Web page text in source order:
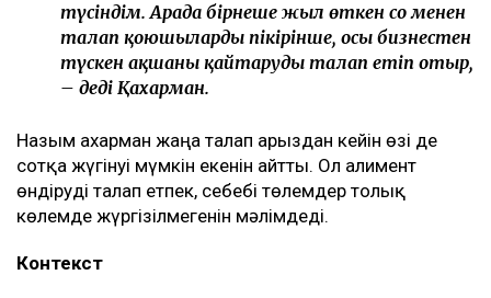
түсіндім. Арада бірнеше жыл өткен соң менен
талап қоюшылардың пікірінше, осы бизнестен
түскен ақшаны қайтаруды талап етіп отыр,
– деді Қахарман.
Назым Қахарман жаңа талап арыздан кейін өзі де
сотқа жүгінуі мүмкін екенін айтты. Ол алимент
өндіруді талап етпек, себебі төлемдер толық
көлемде жүргізілмегенін мәлімдеді.
Контекст